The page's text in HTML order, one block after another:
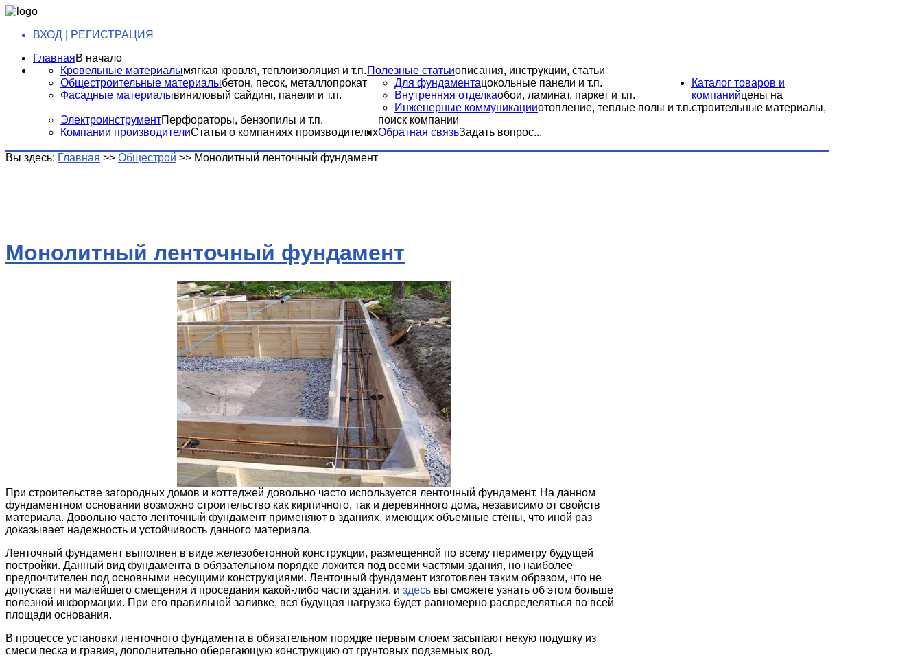
ВХОД | РЕГИСТРАЦИЯ
ГлавнаяВ начало
Полезные статьиописания, инструкции, статьи
Кровельные материалымягкая кровля, теплоизоляция и т.п.
Общестроительные материалыбетон, песок, металлопрокат
Фасадные материалывиниловый сайдинг, панели и т.п.
Для фундаментацокольные панели и т.п.
Внутренняя отделкаобои, ламинат, паркет и т.п.
Инженерные коммуникацииотопление, теплые полы и т.п.
ЭлектроинструментПерфораторы, бензопилы и т.п.
Компании производителиСтатьи о компаниях производителях
Каталог товаров и
компанийцены на
строительные материалы,
поиск компании
Обратная связьЗадать вопрос...
Вы здесь: Главная >> Общестрой >> Монолитный ленточный фундамент
Монолитный ленточный фундамент
При строительстве загородных домов и коттеджей довольно часто используется ленточный фундамент. На данном
фундаментном основании возможно строительство как кирпичного, так и деревянного дома, независимо от свойств
материала. Довольно часто ленточный фундамент применяют в зданиях, имеющих объемные стены, что иной раз
доказывает надежность и устойчивость данного материала.
Ленточный фундамент выполнен в виде железобетонной конструкции, размещенной по всему периметру будущей
постройки. Данный вид фундамента в обязательном порядке ложится под всеми частями здания, но наиболее
предпочтителен под основными несущими конструкциями. Ленточный фундамент изготовлен таким образом, что не
допускает ни малейшего смещения и проседания какой-либо части здания, и здесь вы сможете узнать об этом больше
полезной информации. При его правильной заливке, вся будущая нагрузка будет равномерно распределяться по всей
площади основания.
В процессе установки ленточного фундамента в обязательном порядке первым слоем засыпают некую подушку из
смеси песка и гравия, дополнительно оберегающую конструкцию от грунтовых подземных вод.